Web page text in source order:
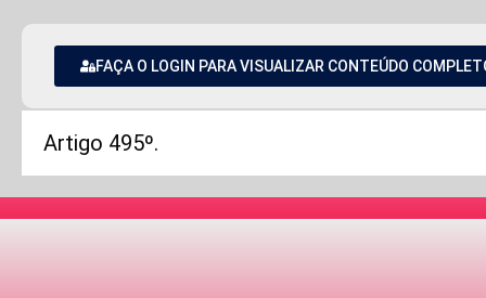
FAÇA O LOGIN PARA VISUALIZAR CONTEÚDO
Artigo 495º.